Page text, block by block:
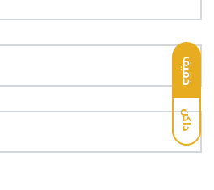
خفيف
داكن